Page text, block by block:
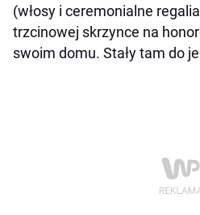
(włosy i ceremonialne
trzcinowej skrzynce na
swoim domu. Stały tam do